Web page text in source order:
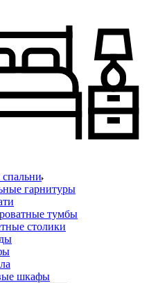
гарнитуры
тумбы
столики
шкафы